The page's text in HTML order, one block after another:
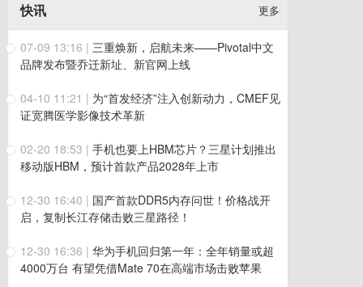
快讯 更多
07-09 13:16 | 三重焕新，启航未来——Pivotal中文
品牌发布暨乔迁新址、新官网上线
04-10 11:21 | 为“首发经济”注入创新动力，CMEF见
证宽腾医学影像技术革新
02-20 18:53 | 手机也要上HBM芯片？三星计划推出
移动版HBM，预计首款产品2028年上市
12-30 16:40 | 国产首款DDR5内存问世！价格战开
启，复制长江存储击败三星路径！
12-30 16:36 | 华为手机回归第一年：全年销量或超
4000万台 有望凭借Mate 70在高端市场击败苹果